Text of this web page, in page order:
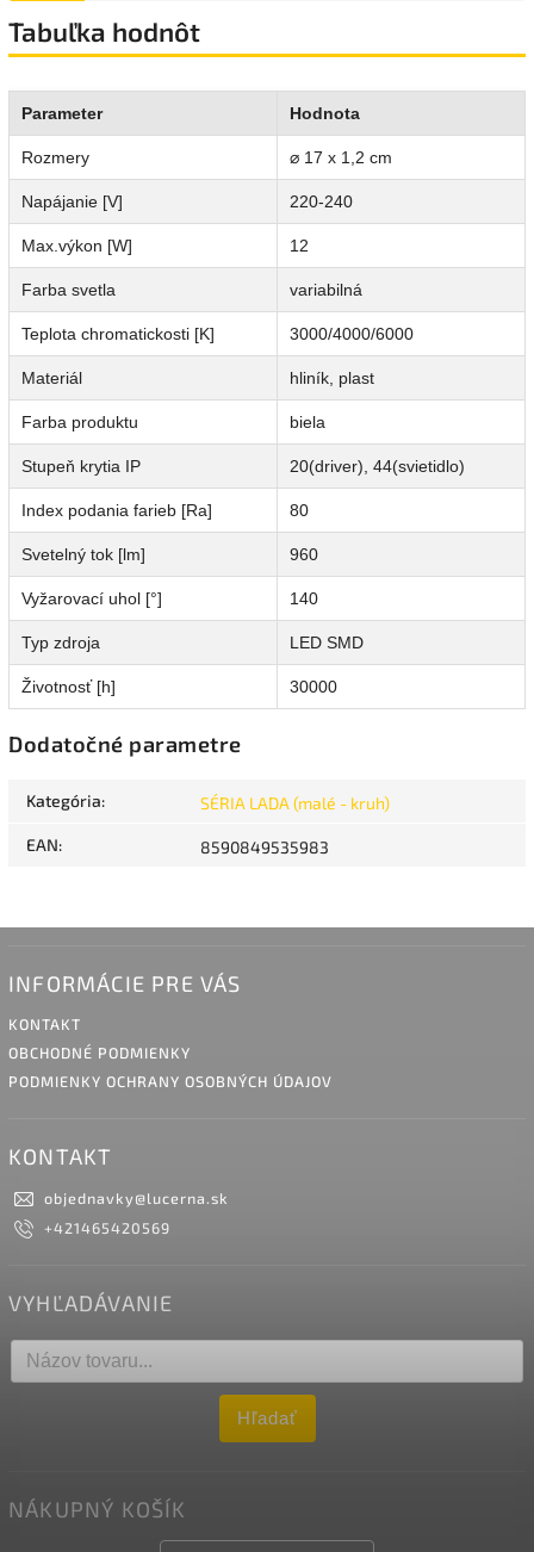
Tabuľka hodnôt
Parameter Hodnota
Rozmery ⌀ 17 x 1,2 cm
Napájanie [V] 220-240
Max.výkon [W] 12
Farba svetla variabilná
Teplota chromatickosti [K] 3000/4000/6000
Materiál hliník, plast
Farba produktu biela
Stupeň krytia IP 20(driver), 44(svietidlo)
Index podania farieb [Ra] 80
Svetelný tok [lm] 960
Vyžarovací uhol [°] 140
Typ zdroja LED SMD
Životnosť [h] 30000
Dodatočné parametre
Kategória: SÉRIA LADA (malé - kruh)
EAN: 8590849535983
INFORMÁCIE PRE VÁS
KONTAKT
OBCHODNÉ PODMIENKY
PODMIENKY OCHRANY OSOBNÝCH ÚDAJOV
KONTAKT
objednavky@lucerna.sk
+421465420569
VYHĽADÁVANIE
Hľadať
NÁKUPNÝ KOŠÍK